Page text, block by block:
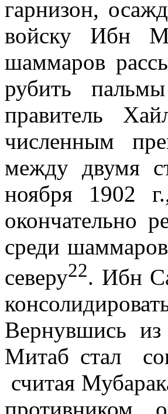
гарнизон,
войску Ибн
шаммаров
рубить
правитель
численным
между двумя
ноября 1902 г
окончательно
среди
северу22. Ибн
Вернувшись из
Митаб стал
считая